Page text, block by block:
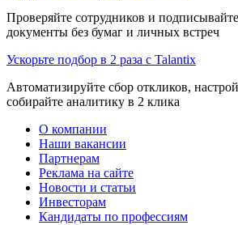
Проверяйте сотрудников и
документы без бумаг и личных встреч
Ускорьте подбор в 2 раза с Talantix
Автоматизируйте сбор откликов,
собирайте аналитику в 2 клика
О компании
Наши вакансии
Партнерам
Реклама на сайте
Новости и статьи
Инвесторам
Кандидаты по профессиям